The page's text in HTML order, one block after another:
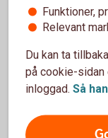
avdragen
utbetalade i
Arques.
Funktioner,
Relevant
Du kan ta
på cookie-sidan
inloggad. Så